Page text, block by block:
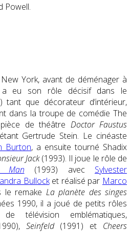
Powell.
York, avant de déménager à
eu son rôle décisif dans le
tant que décorateur d’intérieur,
dans la troupe de comédie The
de théâtre Doctor Faustus
Gertrude Stein. Le cinéaste
Burton, a ensuite tourné Shadix
Jack(1993). Il joue le rôle de
Man (1993) avec Sylvester
Bullocket réalisé par Marco
le remake La planète des singes
1990, il a joué de petits rôles
télévision emblématiques,
Seinfeld(1991) et Cheers